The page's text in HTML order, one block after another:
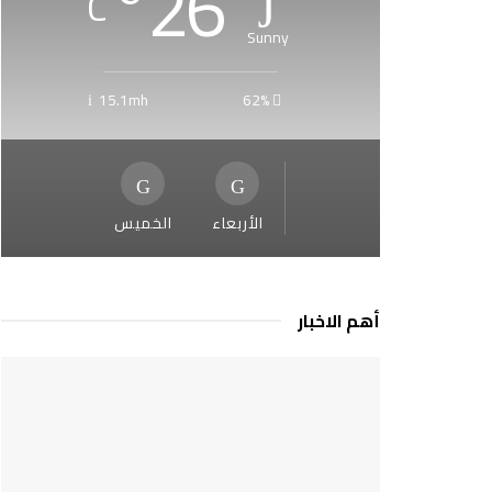
Sunny
62%
15.1mh
الأربعاء الخميس
أهم الاخبار